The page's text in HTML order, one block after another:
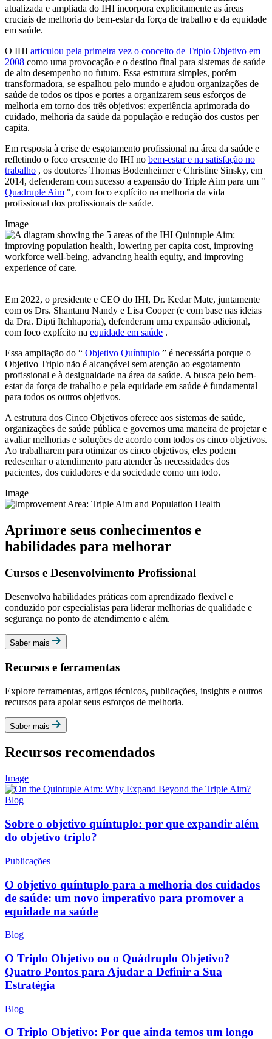
atualizada e ampliada do IHI incorpora explicitamente as áreas
cruciais de melhoria do bem-estar da força de trabalho e da equidade
em saúde.
O IHI articulou pela primeira vez o conceito de Triplo Objetivo em
2008 como uma provocação e o destino final para sistemas de saúde
de alto desempenho no futuro. Essa estrutura simples, porém
transformadora, se espalhou pelo mundo e ajudou organizações de
saúde de todos os tipos e portes a organizarem seus esforços de
melhoria em torno dos três objetivos: experiência aprimorada do
cuidado, melhoria da saúde da população e redução dos custos per
capita.
Em resposta à crise de esgotamento profissional na área da saúde e
refletindo o foco crescente do IHI no bem-estar e na satisfação no
trabalho , os doutores Thomas Bodenheimer e Christine Sinsky, em
2014, defenderam com sucesso a expansão do Triple Aim para um "
Quadruple Aim ", com foco explícito na melhoria da vida
profissional dos profissionais de saúde.
Image
Em 2022, o presidente e CEO do IHI, Dr. Kedar Mate, juntamente
com os Drs. Shantanu Nandy e Lisa Cooper (e com base nas ideias
da Dra. Dipti Itchhaporia), defenderam uma expansão adicional,
com foco explícito na equidade em saúde .
Essa ampliação do “ Objetivo Quíntuplo ” é necessária porque o
Objetivo Triplo não é alcançável sem atenção ao esgotamento
profissional e à desigualdade na área da saúde. A busca pelo bem-
estar da força de trabalho e pela equidade em saúde é fundamental
para todos os outros objetivos.
A estrutura dos Cinco Objetivos oferece aos sistemas de saúde,
organizações de saúde pública e governos uma maneira de projetar e
avaliar melhorias e soluções de acordo com todos os cinco objetivos.
Ao trabalharem para otimizar os cinco objetivos, eles podem
redesenhar o atendimento para atender às necessidades dos
pacientes, dos cuidadores e da sociedade como um todo.
Image
Aprimore seus conhecimentos e
habilidades para melhorar
Cursos e Desenvolvimento Profissional
Desenvolva habilidades práticas com aprendizado flexível e
conduzido por especialistas para liderar melhorias de qualidade e
segurança no ponto de atendimento e além.
Saber mais
Recursos e ferramentas
Explore ferramentas, artigos técnicos, publicações, insights e outros
recursos para apoiar seus esforços de melhoria.
Saber mais
Recursos recomendados
Image
Blog
Sobre o objetivo quíntuplo: por que expandir além
do objetivo triplo?
Publicações
O objetivo quíntuplo para a melhoria dos cuidados
de saúde: um novo imperativo para promover a
equidade na saúde
Blog
O Triplo Objetivo ou o Quádruplo Objetivo?
Quatro Pontos para Ajudar a Definir a Sua
Estratégia
Blog
O Triplo Objetivo: Por que ainda temos um longo